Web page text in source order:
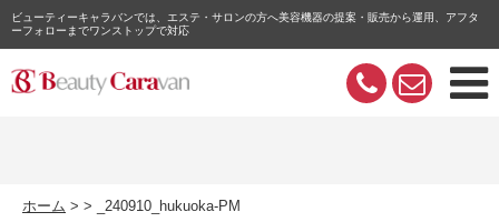
ビューティーキャラバンでは、エステ・サロンの方へ美容機器の提案・販売から運用、アフタ
ーフォローまでワンストップで対応
ホーム _240910_hukuoka-PM